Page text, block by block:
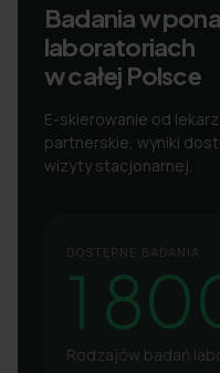
Badania w
laboratoriach
w całej Polsce
E-skierowanie od
partnerskie, wyniki
wizyty stacjonarnej.
DOSTĘPNE BADANIA
1
Rodzajów badań